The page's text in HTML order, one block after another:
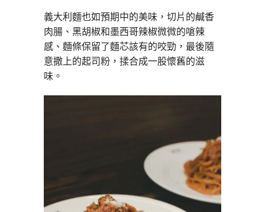
義大利麵也如預期中的美味，切片的鹹香
肉腸、黑胡椒和墨西哥辣椒微微的嗆辣
感、麵條保留了麵芯該有的咬勁，最後隨
意撒上的起司粉，揉合成一股懷舊的滋
味。